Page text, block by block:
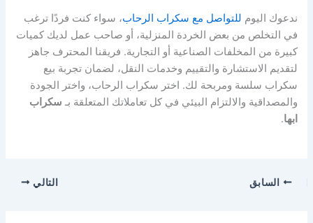
ندعوك اليوم للتواصل مع سكراب الرحاب، سواء كنت فردًا ترغب
في التخلص من بعض الخردة المنزلية، أو صاحب عمل لديك كميات
كبيرة من المخلفات الصناعية أو التجارية. فريقنا المحترف جاهز
لتقديم الاستشارة والتقييم وخدمات النقل، لضمان تجربة بيع
سكراب سلسة ومربحة لك. اختر سكراب الرحاب، واختر الجودة
والمصداقية والالتزام البيئي في كل تعاملاتك المتعلقة بـ سكراب
ابها.
السابق التالي